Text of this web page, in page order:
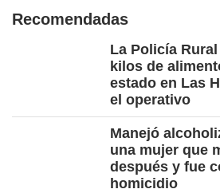
Recomendadas
La Policía
kilos de
estado en Las
el operativo
Manejó
una mujer que
después y fue
homicidio